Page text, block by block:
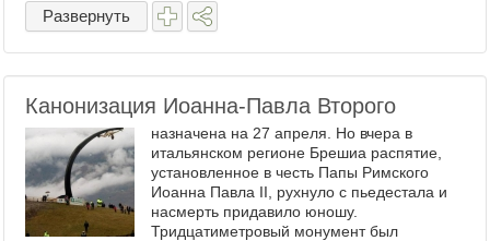
Развернуть
Канонизация Иоанна-Павла Второго
назначена на 27 апреля. Но вчера в
итальянском регионе Брешиа распятие,
установленное в честь Папы Римского
Иоанна Павла II, рухнуло с пьедестала и
насмерть придавило юношу.
Тридцатиметровый монумент был